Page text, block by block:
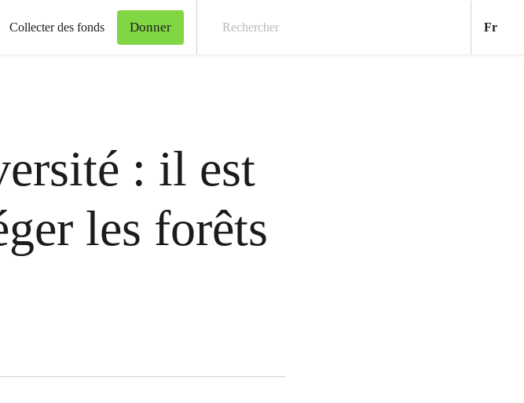
Collecter des fonds Donner Fr
: il est
les forêts